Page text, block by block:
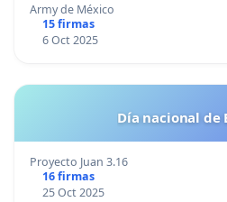
Army de México
15 firmas
6 Oct 2025
Día nacional de
Proyecto Juan 3.16
16 firmas
25 Oct 2025